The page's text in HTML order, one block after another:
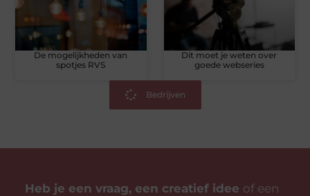
De mogelijkheden van
spotjes RVS
Dit moet je weten over
goede webseries
Bedrijven
Heb je een vraag, een creatief idee of een